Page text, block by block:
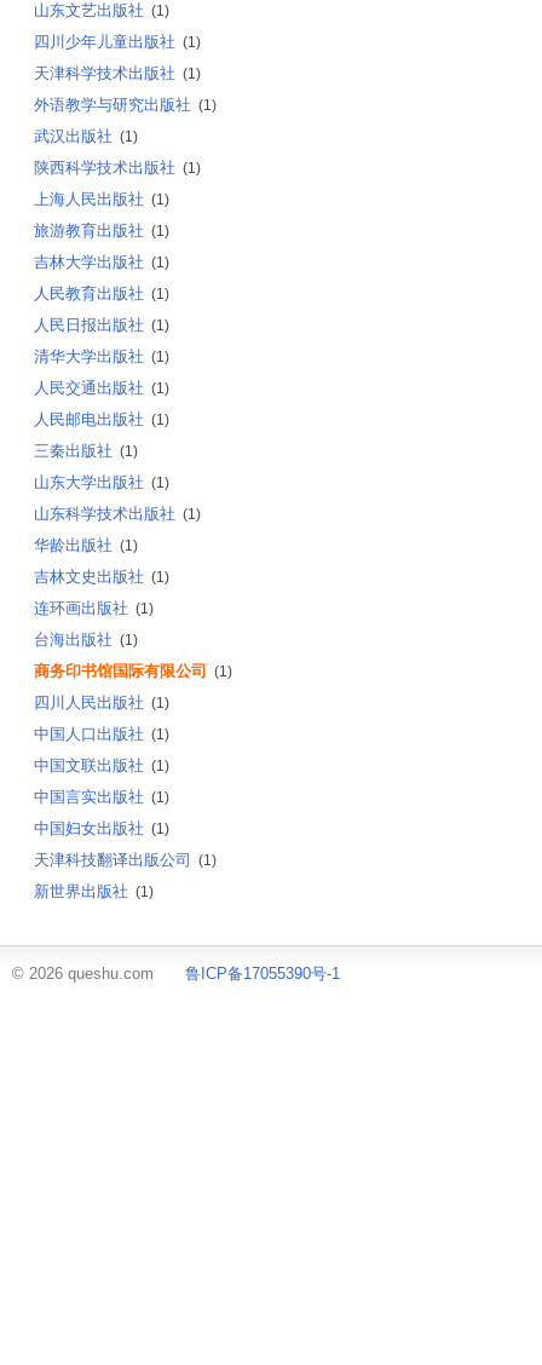
山东文艺出版社 (1)
四川少年儿童出版社 (1)
天津科学技术出版社 (1)
外语教学与研究出版社 (1)
武汉出版社 (1)
陕西科学技术出版社 (1)
上海人民出版社 (1)
旅游教育出版社 (1)
吉林大学出版社 (1)
人民教育出版社 (1)
人民日报出版社 (1)
清华大学出版社 (1)
人民交通出版社 (1)
人民邮电出版社 (1)
三秦出版社 (1)
山东大学出版社 (1)
山东科学技术出版社 (1)
华龄出版社 (1)
吉林文史出版社 (1)
连环画出版社 (1)
台海出版社 (1)
商务印书馆国际有限公司 (1)
四川人民出版社 (1)
中国人口出版社 (1)
中国文联出版社 (1)
中国言实出版社 (1)
中国妇女出版社 (1)
天津科技翻译出版公司 (1)
新世界出版社 (1)
© 2026 queshu.com 鲁ICP备17055390号-1